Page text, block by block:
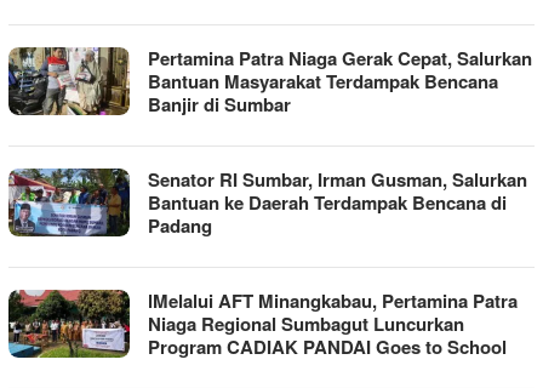
Pertamina Patra Niaga Gerak Cepat, Salurkan
Bantuan Masyarakat Terdampak Bencana
Banjir di Sumbar
Senator RI Sumbar, Irman Gusman, Salurkan
Bantuan ke Daerah Terdampak Bencana di
Padang
lMelalui AFT Minangkabau, Pertamina Patra
Niaga Regional Sumbagut Luncurkan
Program CADIAK PANDAI Goes to School